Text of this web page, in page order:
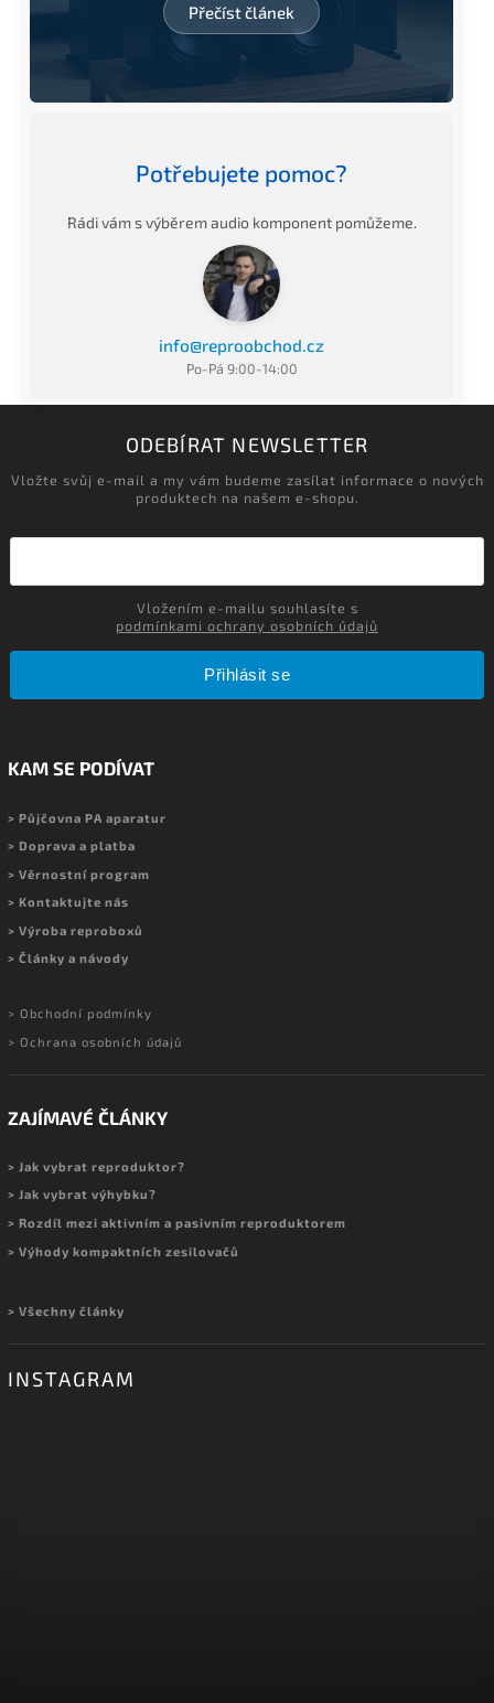
Přečíst článek
Potřebujete pomoc?
Rádi vám s výběrem audio komponent pomůžeme.
info@reproobchod.cz
Po-Pá 9:00-14:00
ODEBÍRAT NEWSLETTER
Vložte svůj e-mail a my vám budeme zasílat informace o nových
produktech na našem e-shopu.
podmínkami ochrany osobních údajů
Přihlásit se
KAM SE PODÍVAT
> Půjčovna PA aparatur
> Doprava a platba
> Věrnostní program
> Kontaktujte nás
> Výroba reproboxů
> Články a návody
> Obchodní podmínky
> Ochrana osobních údajů
ZAJÍMAVÉ ČLÁNKY
> Jak vybrat reproduktor?
> Jak vybrat výhybku?
> Rozdíl mezi aktivním a pasivním reproduktorem
> Výhody kompaktních zesilovačů
> Všechny články
INSTAGRAM